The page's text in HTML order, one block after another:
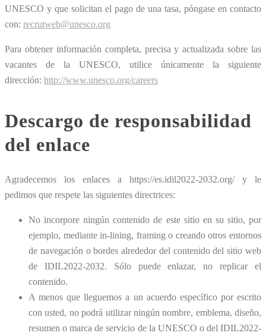
UNESCO y que solicitan el pago de una tasa, póngase en contacto
con: recrutweb@unesco.org
Para obtener información completa, precisa y actualizada sobre las
vacantes de la UNESCO, utilice únicamente la siguiente
dirección: http://www.unesco.org/careers
Descargo de responsabilidad
del enlace
Agradecemos los enlaces a https://es.idil2022-2032.org/ y le
pedimos que respete las siguientes directrices:
No incorpore ningún contenido de este sitio en su sitio, por
ejemplo, mediante in-lining, framing o creando otros entornos
de navegación o bordes alrededor del contenido del sitio web
de IDIL2022-2032. Sólo puede enlazar, no replicar el
contenido.
A menos que lleguemos a un acuerdo específico por escrito
con usted, no podrá utilizar ningún nombre, emblema, diseño,
resumen o marca de servicio de la UNESCO o del IDIL2022-